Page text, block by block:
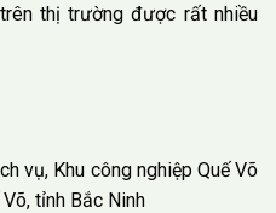
thị trường được rất nhiều
vụ, Khu công nghiệp Quế Võ
tỉnh Bắc Ninh